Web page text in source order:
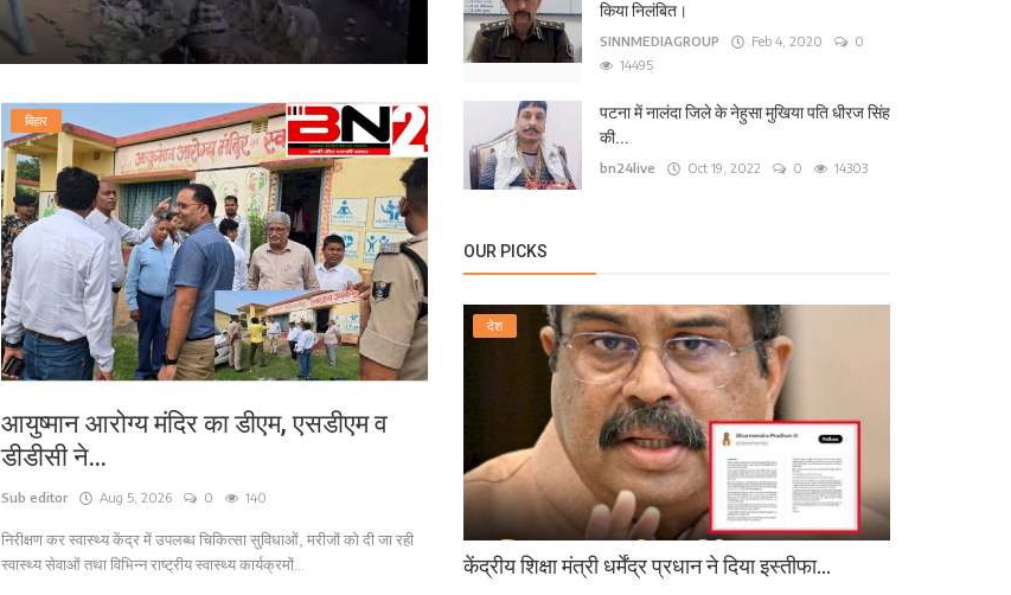
bn24live Jul 25, 2026
बिहार
आयुष्मान आरोग्य मंदिर का डीएम, एसडीएम व
डीडीसी ने...
Sub editor Aug 5, 2026 0 140
निरीक्षण कर स्वास्थ्य केंद्र में उपलब्ध चिकित्सा सुविधाओं, मरीजों को दी जा रही
स्वास्थ्य सेवाओं तथा विभिन्न राष्ट्रीय स्वास्थ्य कार्यक्रमों...
किया निलंबित।
SINNMEDIAGROUP Feb 4, 2020
0
14495
पटना में नालंदा जिले के नेहुसा मुखिया पति धीरज सिंह
की...
bn24live Oct 19, 2022 0 14303
OUR PICKS
देश
केंद्रीय शिक्षा मंत्री धर्मेंद्र प्रधान ने दिया इस्तीफा...